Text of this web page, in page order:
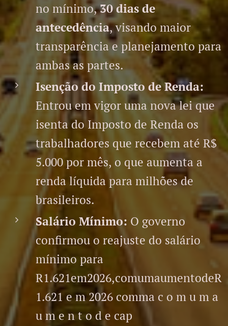
no mínimo,30 dias de
antecedência, visando maior
transparência e planejamento para
ambas as partes.
Isenção do Imposto de Renda:
Entrou em vigor uma nova lei que
isenta do Imposto de Renda os
trabalhadores que recebem até R$
5.000 por mês, o que aumenta a
renda líquida para milhões de
brasileiros.
Salário Mínimo: O governo
confirmou o reajuste do salário
mínimo para
R1.621em2026,comumaumentodeR
1.621 e m 2026 comma c o m u m a
u m e n t o d e cap